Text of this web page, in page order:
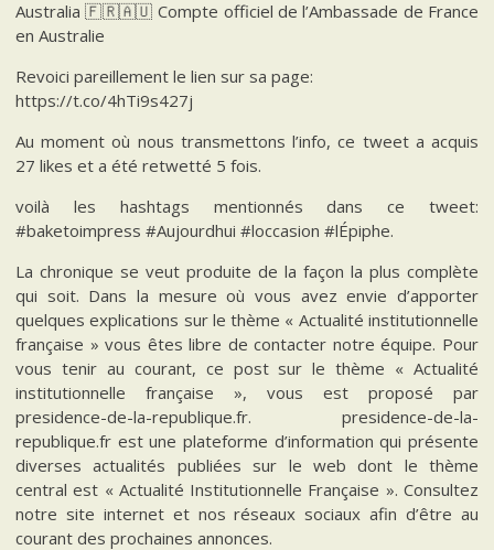
Australia 🇫🇷🇦🇺 Compte officiel de l’Ambassade de France
en Australie
Revoici pareillement le lien sur sa page:
https://t.co/4hTi9s427j
Au moment où nous transmettons l’info, ce tweet a acquis
27 likes et a été retwetté 5 fois.
voilà les hashtags mentionnés dans ce tweet:
#baketoimpress #Aujourdhui #loccasion #lÉpiphe.
La chronique se veut produite de la façon la plus complète
qui soit. Dans la mesure où vous avez envie d’apporter
quelques explications sur le thème « Actualité institutionnelle
française » vous êtes libre de contacter notre équipe. Pour
vous tenir au courant, ce post sur le thème « Actualité
institutionnelle française », vous est proposé par
presidence-de-la-republique.fr. presidence-de-la-
republique.fr est une plateforme d’information qui présente
diverses actualités publiées sur le web dont le thème
central est « Actualité Institutionnelle Française ». Consultez
notre site internet et nos réseaux sociaux afin d’être au
courant des prochaines annonces.